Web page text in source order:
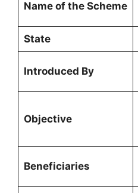
Name of the Scheme
State
Introduced By
Objective
Beneficiaries